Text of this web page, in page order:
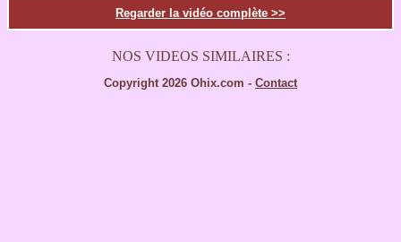
Regarder la vidéo complète >>
NOS VIDEOS SIMILAIRES :
Copyright 2026 Ohix.com - Contact